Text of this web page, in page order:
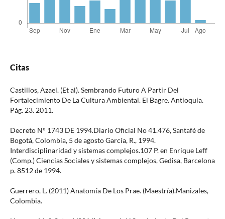
Citas
Castillos, Azael. (Et al). Sembrando Futuro A Partir Del
Fortalecimiento De La Cultura Ambiental. El Bagre. Antioquia.
Pág. 23. 2011.
Decreto N° 1743 DE 1994.Diario Oficial No 41.476, Santafé de
Bogotá, Colombia, 5 de agosto García, R., 1994.
Interdisciplinaridad y sistemas complejos.107 P. en Enrique Leff
(Comp.) Ciencias Sociales y sistemas complejos, Gedisa, Barcelona
p. 85­12 de 1994.
Guerrero, L. (2011) Anatomía De Los Prae. (Maestría).Manizales,
Colombia.